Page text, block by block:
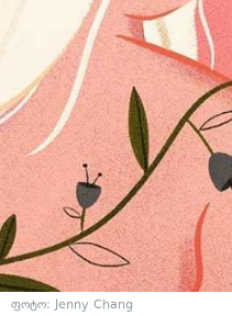
ფოტო: Jenny Chang